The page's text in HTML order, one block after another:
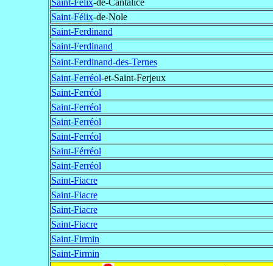
Saint-Félix-de-Cantalice
Saint-Félix-de-Nole
Saint-Ferdinand
Saint-Ferdinand
Saint-Ferdinand-des-Ternes
Saint-Ferréol-et-Saint-Ferjeux
Saint-Ferréol
Saint-Ferréol
Saint-Ferréol
Saint-Ferréol
Saint-Férréol
Saint-Ferréol
Saint-Fiacre
Saint-Fiacre
Saint-Fiacre
Saint-Fiacre
Saint-Firmin
Saint-Firmin